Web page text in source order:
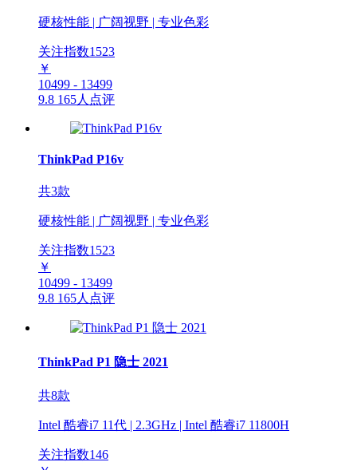
硬核性能 | 广阔视野 | 专业色彩
关注指数1523
￥
10499 - 13499
9.8 165人点评
ThinkPad P16v
共3款
硬核性能 | 广阔视野 | 专业色彩
关注指数1523
￥
10499 - 13499
9.8 165人点评
ThinkPad P1 隐士 2021
共8款
Intel 酷睿i7 11代 | 2.3GHz | Intel 酷睿i7 11800H
关注指数146